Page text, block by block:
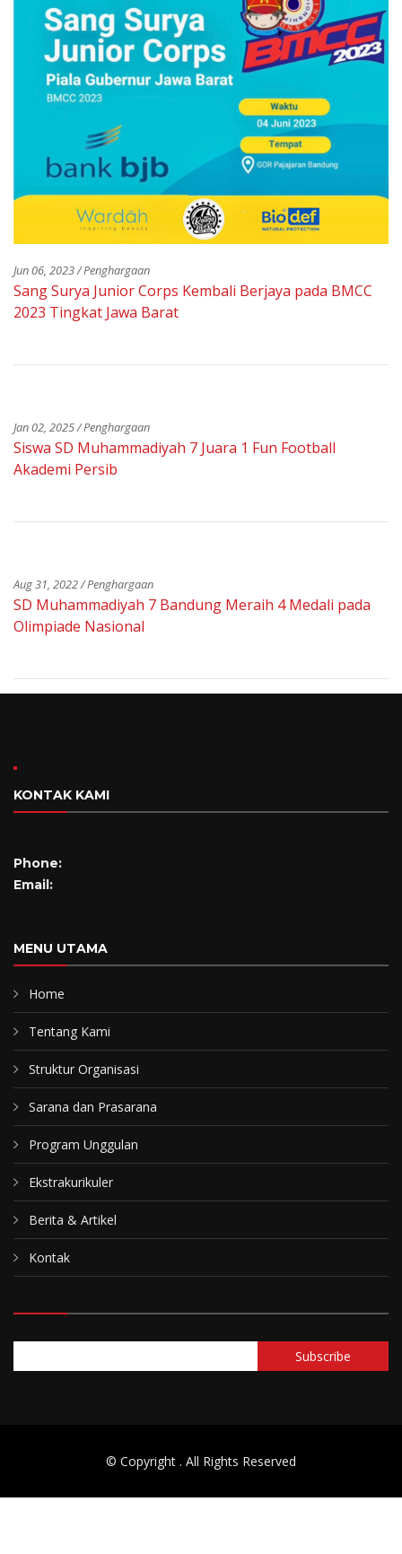
Jun 06, 2023 / Penghargaan
Sang Surya Junior Corps Kembali Berjaya pada BMCC
2023 Tingkat Jawa Barat
Jan 02, 2025 / Penghargaan
Siswa SD Muhammadiyah 7 Juara 1 Fun Football
Akademi Persib
Aug 31, 2022 / Penghargaan
SD Muhammadiyah 7 Bandung Meraih 4 Medali pada
Olimpiade Nasional
KONTAK KAMI
Phone:
Email:
MENU UTAMA
Home
Tentang Kami
Struktur Organisasi
Sarana dan Prasarana
Program Unggulan
Ekstrakurikuler
Berita & Artikel
Kontak
© Copyright . All Rights Reserved